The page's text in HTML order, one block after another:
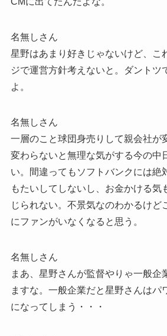
名無しさん
星野はあまり好きじゃないけど、こ
ジで運営方針考えないと。ダントツ
よ。
名無しさん
一層のこと球団身売りして親会社が
変わらないと無理な気がする今の中
い。間違ってもソフトバンクには絶
もたいしてしないし、お金かける気
じられない。不景気なのわかるけど
にファンがいなくなると思う。
名無しさん
まあ、星野さんが監督やりゃ一般企
ますな。一般企業だと星野さんはパ
になってしまう・・・